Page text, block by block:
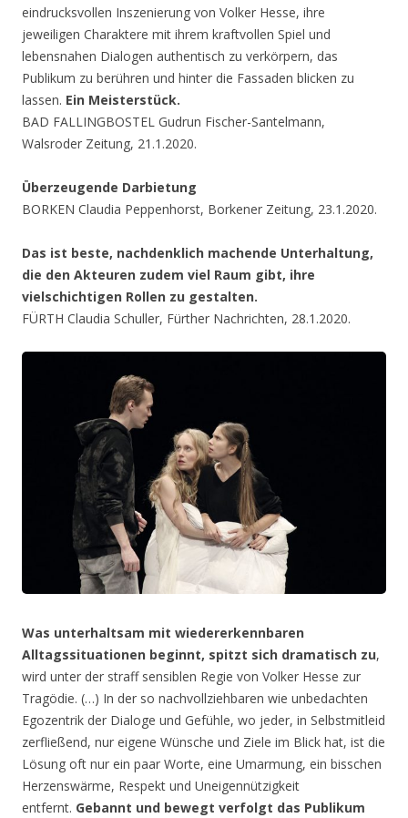
eindrucksvollen Inszenierung von Volker Hesse, ihre
jeweiligen Charaktere mit ihrem kraftvollen Spiel und
lebensnahen Dialogen authentisch zu verkörpern, das
Publikum zu berühren und hinter die Fassaden blicken zu
lassen. Ein Meisterstück.
BAD FALLINGBOSTEL Gudrun Fischer-Santelmann,
Walsroder Zeitung, 21.1.2020.
Überzeugende Darbietung
BORKEN Claudia Peppenhorst, Borkener Zeitung, 23.1.2020.
Das ist beste, nachdenklich machende Unterhaltung,
die den Akteuren zudem viel Raum gibt, ihre
vielschichtigen Rollen zu gestalten.
FÜRTH Claudia Schuller, Fürther Nachrichten, 28.1.2020.
Was unterhaltsam mit wiedererkennbaren
Alltagssituationen beginnt, spitzt sich dramatisch zu,
wird unter der straff sensiblen Regie von Volker Hesse zur
Tragödie. (…) In der so nachvollziehbaren wie unbedachten
Egozentrik der Dialoge und Gefühle, wo jeder, in Selbstmitleid
zerfließend, nur eigene Wünsche und Ziele im Blick hat, ist die
Lösung oft nur ein paar Worte, eine Umarmung, ein bisschen
Herzenswärme, Respekt und Uneigennützigkeit
entfernt. Gebannt und bewegt verfolgt das Publikum